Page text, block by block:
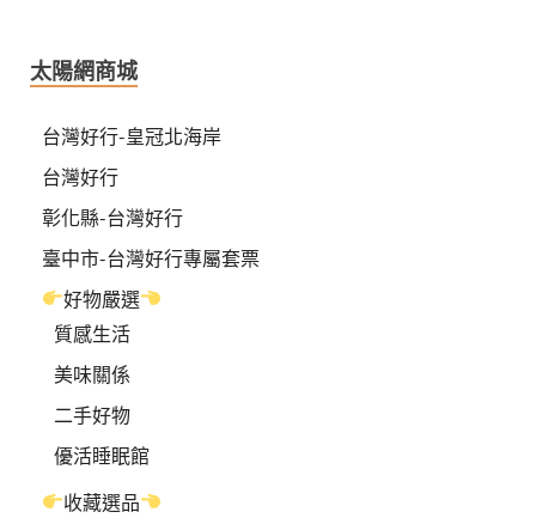
太陽網商城
台灣好行-皇冠北海岸
台灣好行
彰化縣-台灣好行
臺中市-台灣好行專屬套票
好物嚴選
質感生活
美味關係
二手好物
優活睡眠館
收藏選品